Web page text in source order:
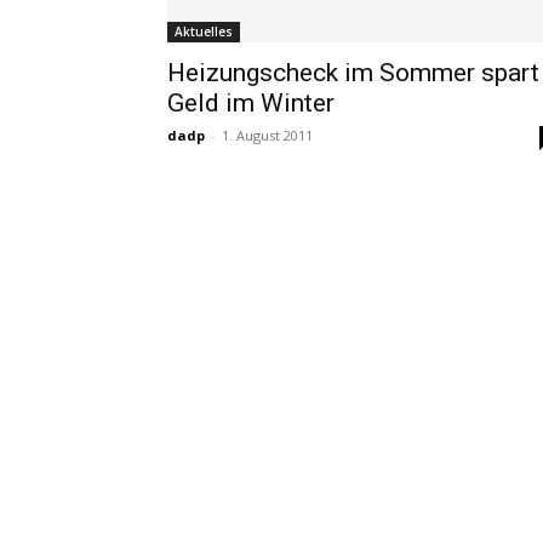
Aktuelles
Heizungscheck im Sommer spart
Geld im Winter
dadp - 1. August 2011